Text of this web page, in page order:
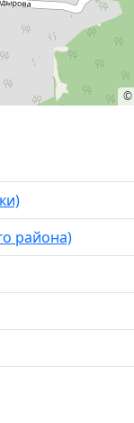
©
района)